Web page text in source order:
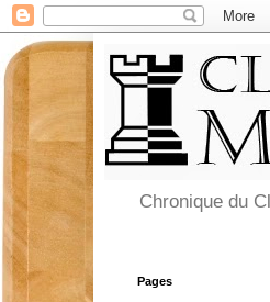
Chronique du
Pages